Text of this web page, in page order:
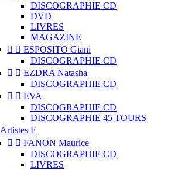
DISCOGRAPHIE CD
DVD
LIVRES
MAGAZINE
  ESPOSITO Giani
DISCOGRAPHIE CD
  EZDRA Natasha
DISCOGRAPHIE CD
  EVA
DISCOGRAPHIE CD
DISCOGRAPHIE 45 TOURS
Artistes F
  FANON Maurice
DISCOGRAPHIE CD
LIVRES